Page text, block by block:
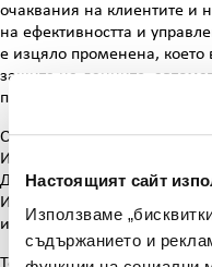
Настоящият сайт
Използваме
съдържанието и
очаквания на клиентите и
на ефективността и
е изцяло променена, което
защита на данните,
процесите.
От българска страна във
Изпълнителният
Димитров, Ръководителят
Източна Европа на ЗК „Лев
и управителят на CyberOne
Те ще презентират и